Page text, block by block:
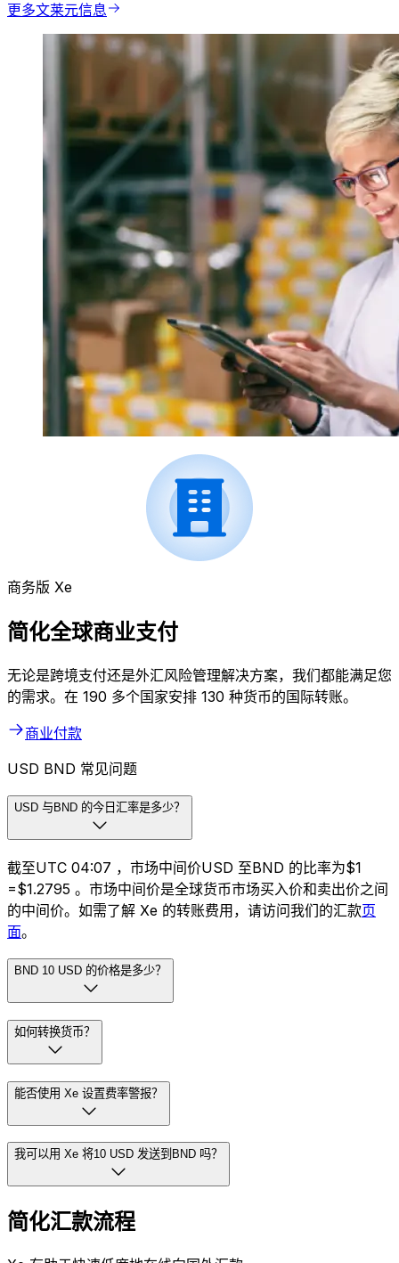
更多文莱元信息
商务版 Xe
简化全球商业支付
无论是跨境支付还是外汇风险管理解决方案，我们都能满足您
的需求。在 190 多个国家安排 130 种货币的国际转账。
商业付款
USD BND 常见问题
USD 与BND 的今日汇率是多少？
截至UTC 04:07 ，市场中间价USD 至BND 的比率为$1
=$1.2795 。市场中间价是全球货币市场买入价和卖出价之间
的中间价。如需了解 Xe 的转账费用，请访问我们的汇款页
面。
BND 10 USD 的价格是多少？
如何转换货币？
能否使用 Xe 设置费率警报？
我可以用 Xe 将10 USD 发送到BND 吗？
简化汇款流程